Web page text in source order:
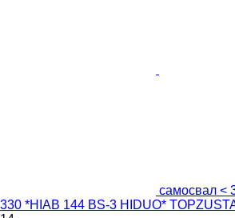
самосвал <
330 *HIAB 144 BS-3 HIDUO*